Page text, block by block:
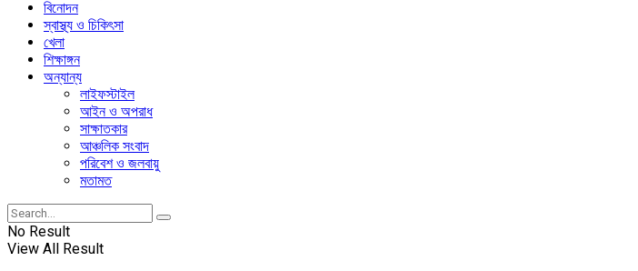
বিনোদন
স্বাস্থ্য ও চিকিৎসা
খেলা
শিক্ষাঙ্গন
অন্যান্য
লাইফস্টাইল
আইন ও অপরাধ
সাক্ষাতকার
আঞ্চলিক সংবাদ
পরিবেশ ও জলবায়ু
মতামত
No Result
View All Result